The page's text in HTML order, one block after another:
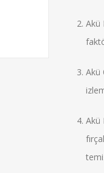
Akü
Akü
Akü